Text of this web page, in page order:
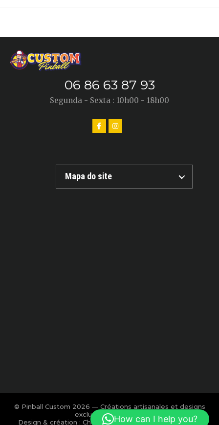
06 86 63 87 93
Segunda - Sexta : 10h00 - 18h00
Mapa do site
© Pinball Custom 2026 — Créations artisanales et designs
exclusifs pour flipper.
Design & création : Charlotte Calmon — Agence BOOM!
How can I help you?